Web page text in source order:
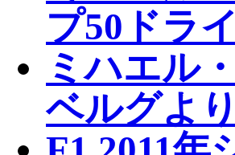
プ50ドラ
ミハエル
ベルグよ